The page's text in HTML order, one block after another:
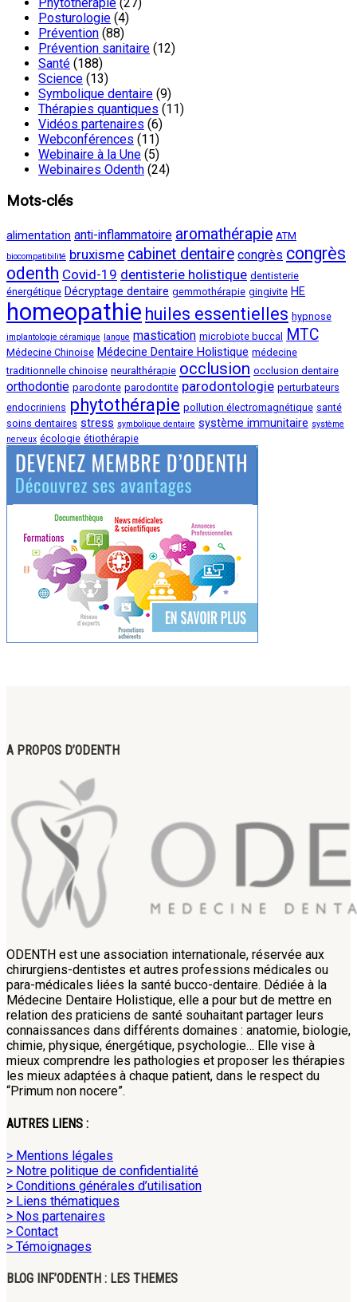
Posturologie (4)
Prévention (88)
Prévention sanitaire (12)
Santé (188)
Science (13)
Symbolique dentaire (9)
Thérapies quantiques (11)
Vidéos partenaires (6)
Webconférences (11)
Webinaire à la Une (5)
Webinaires Odenth (24)
Mots-clés
alimentation anti-inflammatoire aromathérapie ATM
biocompatibilité bruxisme cabinet dentaire congrès congrès
odenth Covid-19 dentisterie holistique dentisterie
énergétique Décryptage dentaire gemmothérapie gingivite HE
homeopathie huiles essentielles hypnose
implantologie céramique langue mastication microbiote buccal MTC
Médecine Chinoise Médecine Dentaire Holistique médecine
traditionnelle chinoise neuralthérapie occlusion occlusion dentaire
orthodontie parodonte parodontite parodontologie perturbateurs
endocriniens phytothérapie pollution électromagnétique santé
soins dentaires stress symbolique dentaire système immunitaire système
nerveux écologie étiothérapie
A PROPOS D’ODENTH
ODENTH est une association internationale, réservée aux
chirurgiens-dentistes et autres professions médicales ou
para-médicales liées la santé bucco-dentaire. Dédiée à la
Médecine Dentaire Holistique, elle a pour but de mettre en
relation des praticiens de santé souhaitant partager leurs
connaissances dans différents domaines : anatomie, biologie,
chimie, physique, énergétique, psychologie… Elle vise à
mieux comprendre les pathologies et proposer les thérapies
les mieux adaptées à chaque patient, dans le respect du
“Primum non nocere”.
AUTRES LIENS :
> Mentions légales
> Notre politique de confidentialité
> Conditions générales d’utilisation
> Liens thématiques
> Nos partenaires
> Contact
> Témoignages
BLOG INF’ODENTH : LES THEMES